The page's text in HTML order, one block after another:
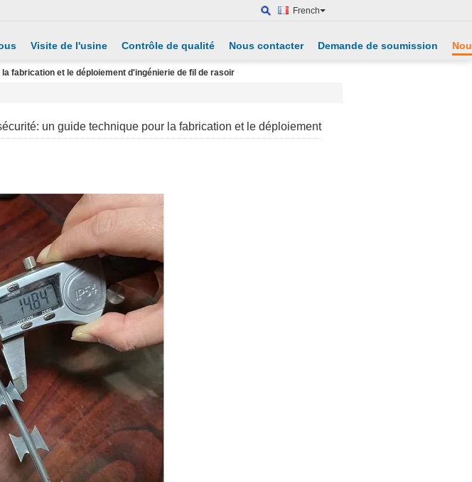
French
Visite de l'usine Contrôle de qualité Nous contacter Demande de soumission
fabrication et le déploiement d'ingénierie de fil de rasoir
un guide technique pour la fabrication et le déploiement